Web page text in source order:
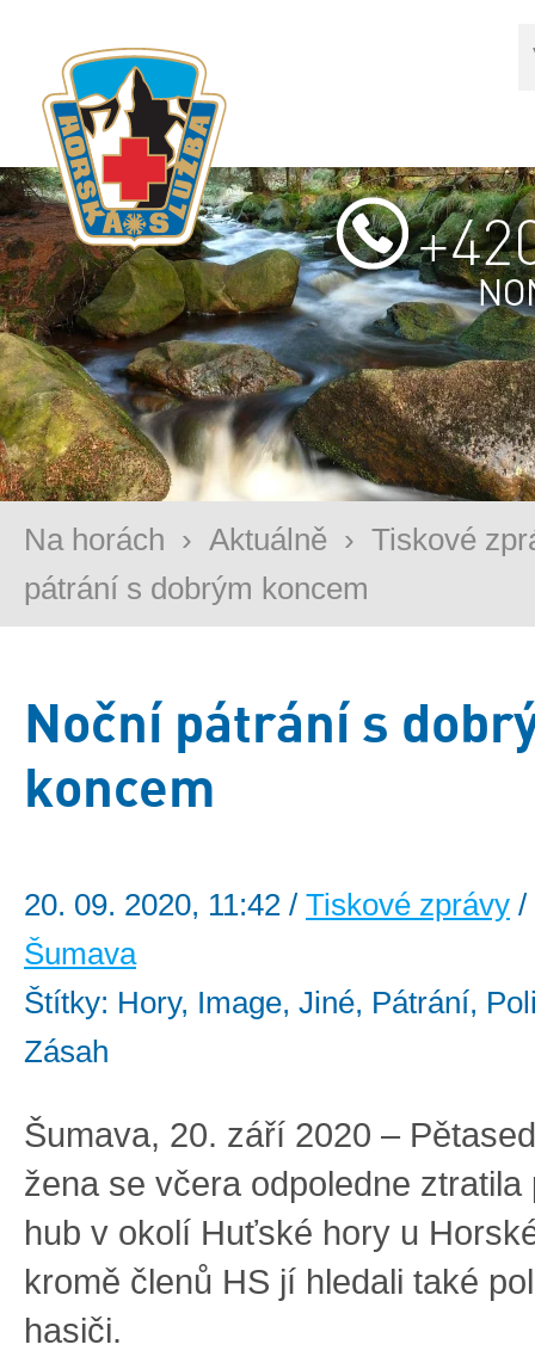
Na horách › Aktuálně › Tiskové
pátrání s dobrým koncem
Noční pátrání s
koncem
20. 09. 2020, 11:42 / Tiskové zprávy /
Šumava
Štítky: Hory, Image, Jiné, Pátrání,
Zásah
Šumava, 20. září 2020 –
žena se včera odpoledne ztratila
hub v okolí Huťské hory u
kromě členů HS jí hledali také
hasiči.